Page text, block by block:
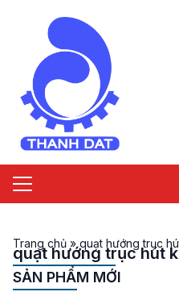
Trang chủ »quạt hướng trục
quạt hướng trục hút
SẢN PHẨM MỚI